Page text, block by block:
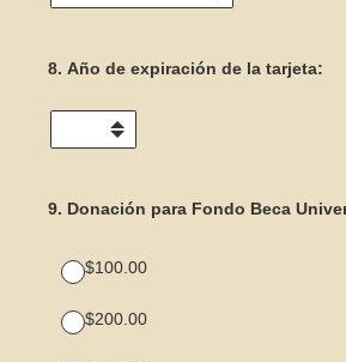
8. Año de expiración de la tarjeta:
9. Donación para Fondo Beca
$100.00
$200.00